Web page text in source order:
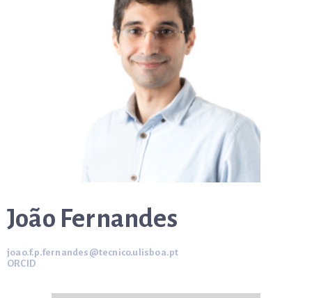
João Fernandes
joao.f.p.fernandes@tecnico.ulisboa.pt
ORCID